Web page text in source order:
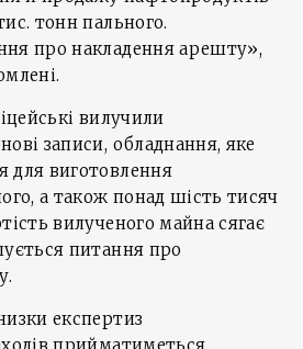
тонн пального.
про накладення арешту»,
вилучили
записи, обладнання, яке
для виготовлення
а також понад шість тисяч
вилученого майна сягає
питання про
експертиз